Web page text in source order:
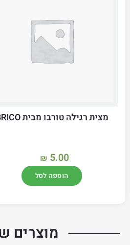
מצית רגילה טורבו מבית BRICO
₪ 5.00
הוספה לסל
מוצרים